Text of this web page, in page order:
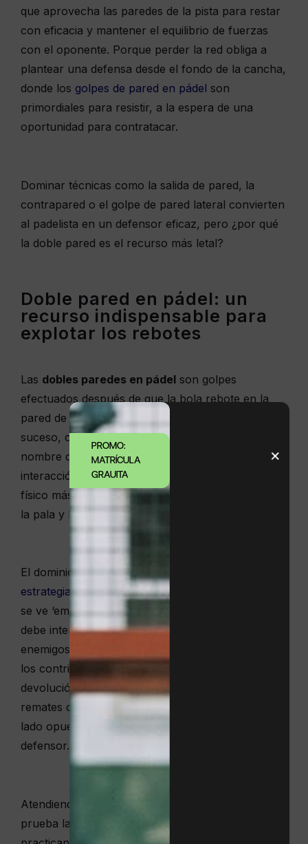
que aprovecha las paredes de la pista para restar
con eficacia y mantener el equilibrio de fuerzas
con el oponente. Porque perder la red obliga a
plantear una defensa desde el fondo de la cancha,
donde los golpes de pared en pádel son
primordiales para resistir, a la espera de una
oportunidad para contratacar.
Dominar técnicas como la salida de pared, la
contrapared o el golpe de pared lateral convierten
al padelista en un defensor eficaz, pero ¿por qué
la doble pared es el recurso más letal?
Doble pared en pádel: un
recurso indispensable para
explotar los rebotes
Las dobles paredes en pádel son golpes
efectuados después de que la bola rebote en la
pared de fondo y en la lateral inmediata. Este
suceso, común y exclusivo del pádel, recibe el
nombre de «rebote en doble pared» y supone una
interacción directa con las paredes, el elemento
físico más influyente en este deporte después de
la pala y la superficie de la pista.
El dominio de esta técnica es indispensable en las
estrategias defensivas en páde
se ve ‘empujado’ hacia el fondo de la cancha y
debe interactuar con estos elementos divisorios,
enemigos y aliados a un mismo tiempo. Y es que
los contrincantes, para dificultar al máximo la
devolución, utilizan la bajada de pared y otros
remates capaces de convertir las tres paredes del
lado opuesto de la pista en un ‘arma’ contra el
defensor.
Atendiendo a su técnica, la doble pared pone a
prueba la habilidad y condición física del
PROMO:
MATRÍCULA
GRAUITA